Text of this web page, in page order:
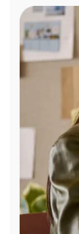
Administrar
cuenta
Encuentra
tienda